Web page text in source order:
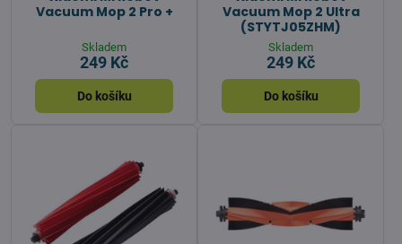
Vacuum Mop 2 Pro +
Skladem
249 Kč
Do košíku
Vacuum Mop 2 Ultra
(STYTJ05ZHM)
Skladem
249 Kč
Do košíku